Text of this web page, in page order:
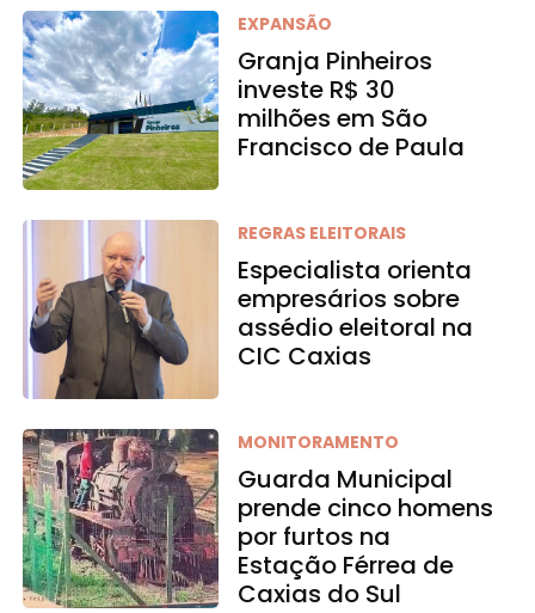
EXPANSÃO
Granja Pinheiros
investe R$ 30
milhões em São
Francisco de Paula
REGRAS ELEITORAIS
Especialista orienta
empresários sobre
assédio eleitoral na
CIC Caxias
MONITORAMENTO
Guarda Municipal
prende cinco homens
por furtos na
Estação Férrea de
Caxias do Sul